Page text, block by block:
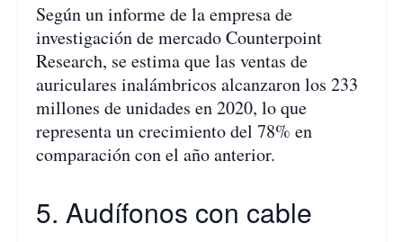
Según un informe de la empresa de
investigación de mercado Counterpoint
Research, se estima que las ventas de
auriculares inalámbricos alcanzaron los 233
millones de unidades en 2020, lo que
representa un crecimiento del 78% en
comparación con el año anterior.
5. Audífonos con cable